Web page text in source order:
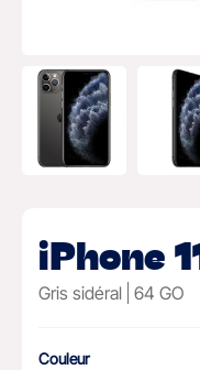
iPhone
Gris sidéral 64 GO
Couleur